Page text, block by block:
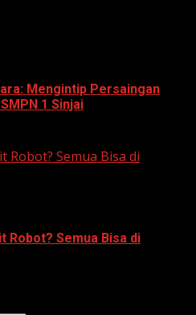
Mengintip Persaingan
1 Sinjai
Robot? Semua Bisa di
Robot? Semua Bisa di